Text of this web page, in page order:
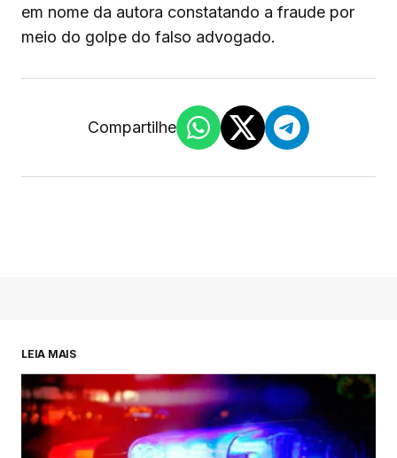
em nome da autora constatando a fraude por
meio do golpe do falso advogado.
Compartilhe
LEIA MAIS